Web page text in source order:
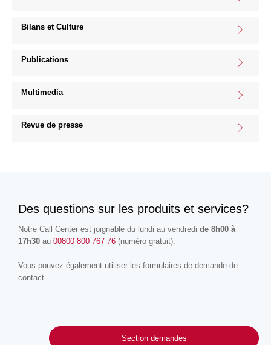
Bilans et Culture
Publications
Multimedia
Revue de presse
Des questions sur les produits et services?
Notre Call Center est joignable du lundi au vendredi de 8h00 à
17h30 au 00800 800 767 76 (numéro gratuit).
Vous pouvez également utiliser les formulaires de demande de
contact.
Section demandes